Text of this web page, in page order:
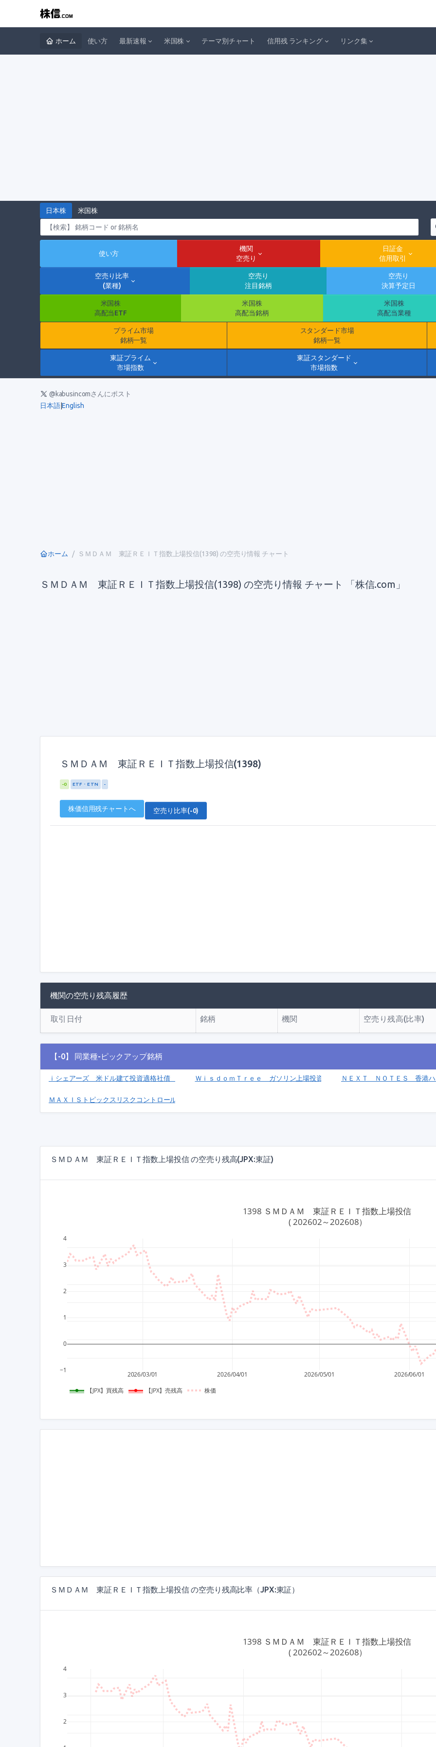
ホーム 使い方 最新速報 米国株 テーマ別チャート 信用残 ランキング リンク集
日本株 米国株
使い方
機関
空売り
日証金
信用取引
空売り比率
(業種)
空売り
注目銘柄
空売り
決算予定日
米国株
高配当ETF
米国株
高配当銘柄
米国株
高配当業種
プライム市場
銘柄一覧
スタンダード市場
銘柄一覧
東証プライム
市場指数
東証スタンダード
市場指数
@kabusincomさんにポスト
日本語|English
ホーム ＳＭＤＡＭ 東証ＲＥＩＴ指数上場投信(1398) の空売り情報 チャート
ＳＭＤＡＭ 東証ＲＥＩＴ指数上場投信(1398) の空売り情報 チャート 「株信.com」
ＳＭＤＡＭ 東証ＲＥＩＴ指数上場投信(1398)
-0 ETF・ETN -
株価信用残チャートへ 空売り比率(-0)
機関の空売り残高履歴
取引日付 銘柄 機関 空売り残高(比率)
【-0】 同業種-ピックアップ銘柄
ｉシェアーズ 米ドル建て投資適格社債 ＥＴＦ（為替ヘッジあり）(1496)
ＷｉｓｄｏｍＴｒｅｅ ガソリン上場投資信託(1691)ＮＥＸＴ ＮＯＴＥＳ 香港
ＭＡＸＩＳトピックスリスクコントロール（５％）上場投信(1567)
ＳＭＤＡＭ 東証ＲＥＩＴ指数上場投信 の空売り残高(JPX:東証)
2026/03/01 2026/04/01 2026/05/01 2026/06/01
−1
0
1
2
3
4
【JPX】買残高 【JPX】売残高 株価
1398 ＳＭＤＡＭ　東証ＲＥＩＴ指数上場投信
( 202602～202608）
ＳＭＤＡＭ 東証ＲＥＩＴ指数上場投信 の空売り残高比率（JPX:東証）
2
3
4
1398 ＳＭＤＡＭ　東証ＲＥＩＴ指数上場投信
( 202602～202608）